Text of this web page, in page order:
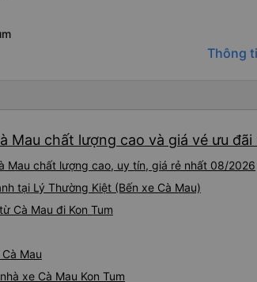
Thông
Mau chất lượng cao và giá vé ưu đãi
Mau chất lượng cao, uy tín, giá rẻ nhất 08/2026
tại Lý Thường Kiệt (Bến xe Cà Mau)
Cà Mau đi Kon Tum
Mau
xe Cà Mau Kon Tum